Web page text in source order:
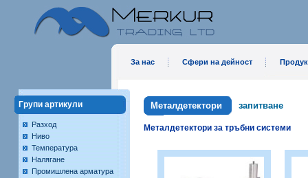
За нас Сфери на дейност
Групи артикули
Разход
Ниво
Температура
Налягане
Промишлена арматура
Металдетектори запитване
Металдетектори за тръбни системи